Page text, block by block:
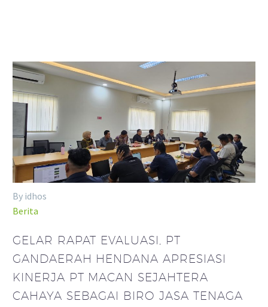
By idhos
Berita
GELAR RAPAT EVALUASI, PT
GANDAERAH HENDANA APRESIASI
KINERJA PT MACAN SEJAHTERA
CAHAYA SEBAGAI BIRO JASA TENAGA